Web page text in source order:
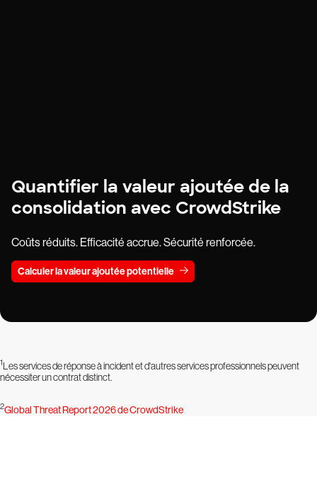
Quantifier la valeur ajoutée de la
consolidation avec CrowdStrike
Coûts réduits. Efficacité accrue. Sécurité renforcée.
Calculer la valeur ajoutée potentielle
1Les services de réponse à incident et d'autres services professionnels peuvent
nécessiter un contrat distinct.
2Global Threat Report 2026 de CrowdStrike